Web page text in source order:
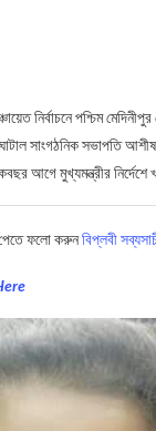
নির্বাচনে পশ্চিম
সাংগঠনিক সভাপতি
আগে মুখ্যমন্ত্রীর
ফলো করুনবিপ্লবী